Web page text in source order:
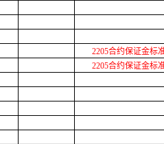
2205合约保证金标
2205合约保证金标